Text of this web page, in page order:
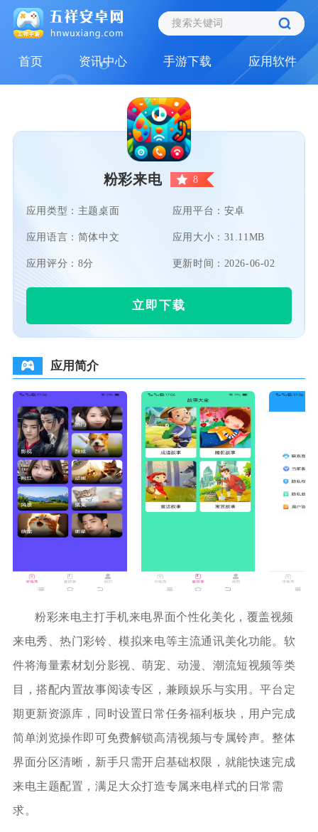
首页 资讯中心 手游下载 应用软件
粉彩来电 8
应用类型：主题桌面 应用平台：安卓
应用语言：简体中文 应用大小：31.11MB
应用评分：8分 更新时间：2026-06-02
立即下载
应用简介
粉彩来电主打手机来电界面个性化美化，覆盖视频
来电秀、热门彩铃、模拟来电等主流通讯美化功能。软
件将海量素材划分影视、萌宠、动漫、潮流短视频等类
目，搭配内置故事阅读专区，兼顾娱乐与实用。平台定
期更新资源库，同时设置日常任务福利板块，用户完成
简单浏览操作即可免费解锁高清视频与专属铃声。整体
界面分区清晰，新手只需开启基础权限，就能快速完成
来电主题配置，满足大众打造专属来电样式的日常需
求。